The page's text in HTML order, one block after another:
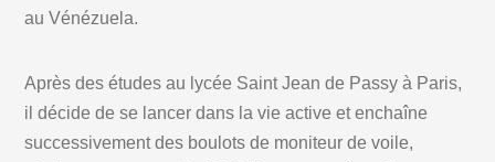
au Vénézuela.
Après des études au lycée Saint Jean de Passy à Paris,
il décide de se lancer dans la vie active et enchaîne
successivement des boulots de moniteur de voile,